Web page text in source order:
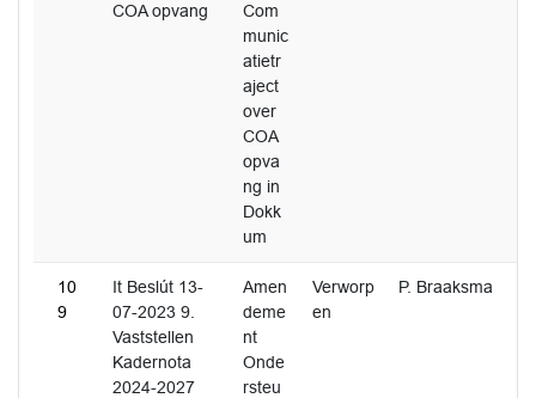
COA opvang
Com
munic
atietr
aject
over
COA
opva
ng in
Dokk
um
10
9
It Beslút 13-
07-2023 9.
Vaststellen
Kadernota
2024-2027
Amen
deme
nt
Onde
rsteu
Verworp
en
P. Braaksma